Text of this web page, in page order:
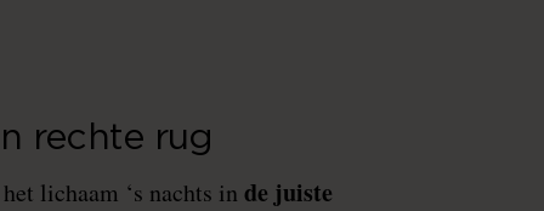
rechte rug
lichaam ‘s nachts in de juiste